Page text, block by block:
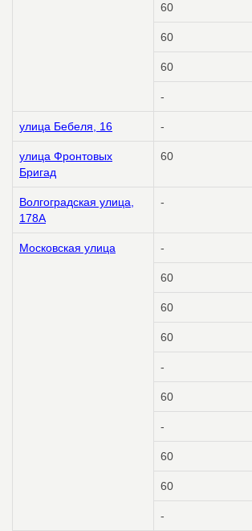
60
60
60
-
улица Бебеля, 16 -
улица Фронтовых
Бригад
60
Волгоградская улица,
178А
-
Московская улица -
60
60
60
-
60
-
60
60
-